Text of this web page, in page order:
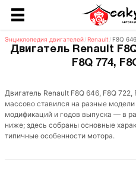
Энциклопедия двигателей/ Renault / F8Q
Двигатель Renault
F8Q 774,
Двигатель Renault F8Q 646, F8Q 722,
массово ставился на разные
модификаций и годов выпуска — в
ниже; здесь собраны основные
типичные особенности мотора.